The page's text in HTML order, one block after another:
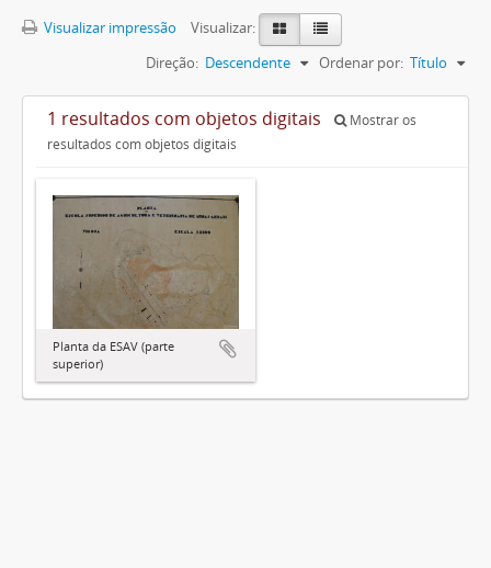
Visualizar impressão
Visualizar:
Ordenar por: Título
Direção: Descendente
1 resultados com objetos digitais
Mostrar os
resultados com objetos digitais
Planta da ESAV (parte
superior)